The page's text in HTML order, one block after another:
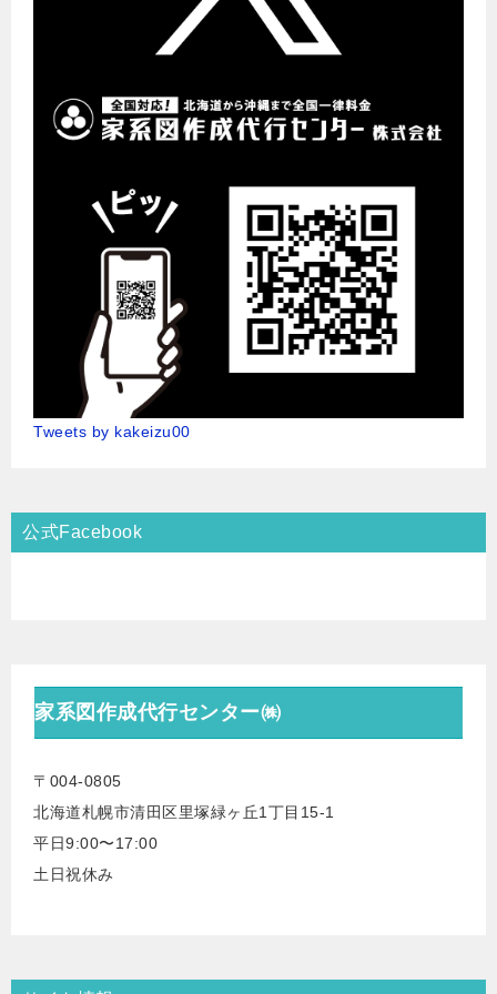
Tweets by kakeizu00
公式Facebook
家系図作成代行センター㈱
〒004-0805
北海道札幌市清田区里塚緑ヶ丘1丁目15-1
平日9:00〜17:00
土日祝休み